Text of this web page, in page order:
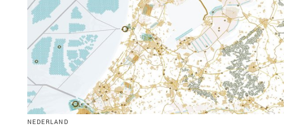
NEDERLAND